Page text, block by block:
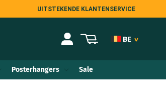
UITSTEKENDE KLANTENSERVICE
InloggenWinkelwagen BE >
Posterhangers Sale